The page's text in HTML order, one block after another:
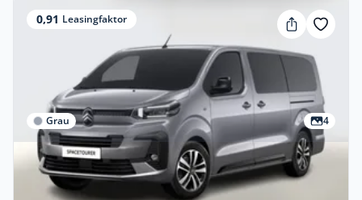
0,91 Leasingfaktor
Grau 4
Privat & Gewerbe
Citroën Spacetourer MAX XL Pano AHK